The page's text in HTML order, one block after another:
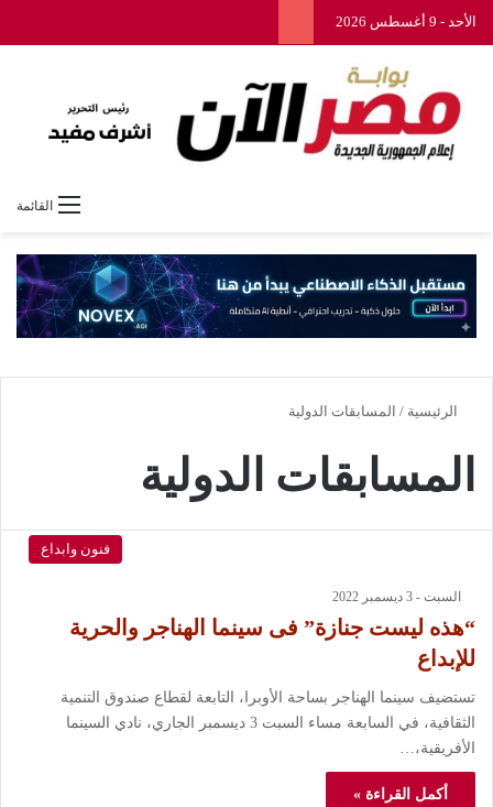
الأحد - 9 أغسطس 2026
القائمة
الرئيسية / المسابقات الدولية
المسابقات الدولية
فنون وابداع
السبت - 3 ديسمبر 2022
“هذه ليست جنازة” فى سينما الهناجر والحرية
للإبداع
تستضيف سينما الهناجر بساحة الأوبرا، التابعة لقطاع صندوق التنمية
الثقافية، في السابعة مساء السبت 3 ديسمبر الجاري، نادي السينما
الأفريقية،…
أكمل القراءة »